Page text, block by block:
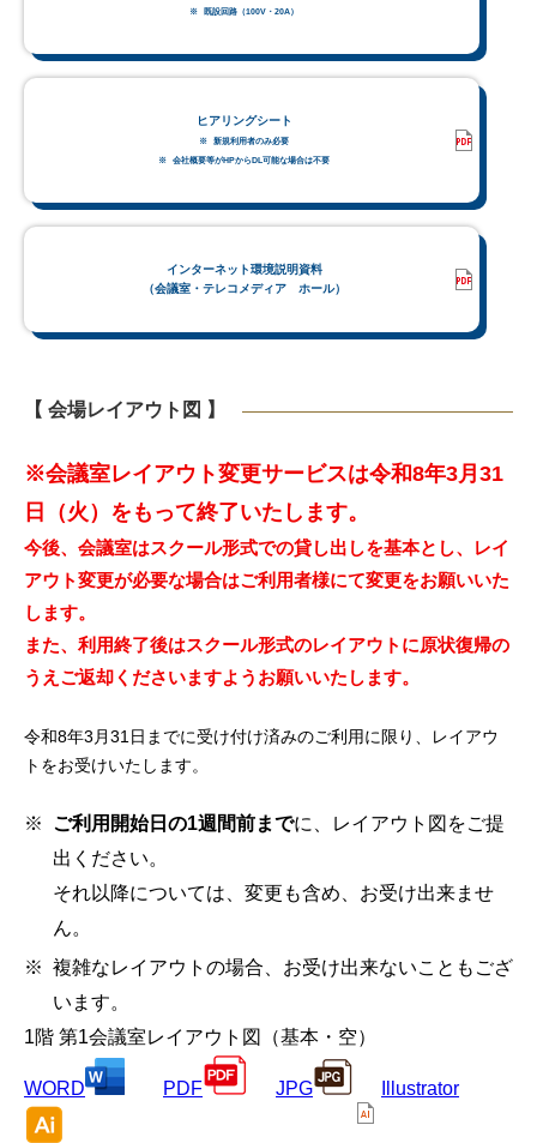
既設回路（100V・20A）
ヒアリングシート
新規利用者のみ必要
会社概要等がHPからDL可能な場合は不要
インターネット環境説明資料
（会議室・テレコメディア ホール）
【 会場レイアウト図 】
※会議室レイアウト変更サービスは令和8年3月31
日（火）をもって終了いたします。
今後、会議室はスクール形式での貸し出しを基本とし、レイ
アウト変更が必要な場合はご利用者様にて変更をお願いいた
します。
また、利用終了後はスクール形式のレイアウトに原状復帰の
うえご返却くださいますようお願いいたします。
令和8年3月31日までに受け付け済みのご利用に限り、レイアウ
トをお受けいたします。
ご利用開始日の1週間前までに、レイアウト図をご提
出ください。
それ以降については、変更も含め、お受け出来ませ
ん。
複雑なレイアウトの場合、お受け出来ないこともござ
います。
1階 第1会議室レイアウト図（基本・空）
WORD PDF JPG Illustrator